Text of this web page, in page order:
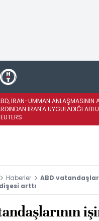
İRAN-UMMAN ANLAŞMASININ
İRAN'A UYGULADIĞI
Haberler
ABD
arttı